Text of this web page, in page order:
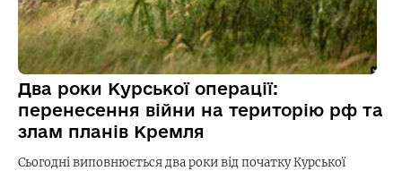
Два роки Курської операції:
перенесення війни на територію рф та
злам планів Кремля
Сьогодні виповнюється два роки від початку Курської